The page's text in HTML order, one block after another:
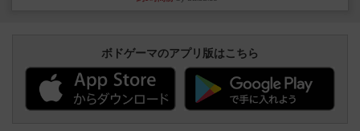
ボドゲーマのアプリ版はこちら